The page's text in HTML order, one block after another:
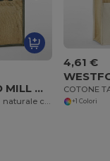
WESTFORD MILL WM473
Tote midi in juta naturale con amido
4,61 €
+1 Colori